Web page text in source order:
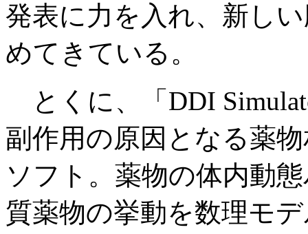
発表に力を入れ、新し
めてきている。
とくに、「DDI
副作用の原因となる薬
ソフト。薬物の体内動
質薬物の挙動を数理モ